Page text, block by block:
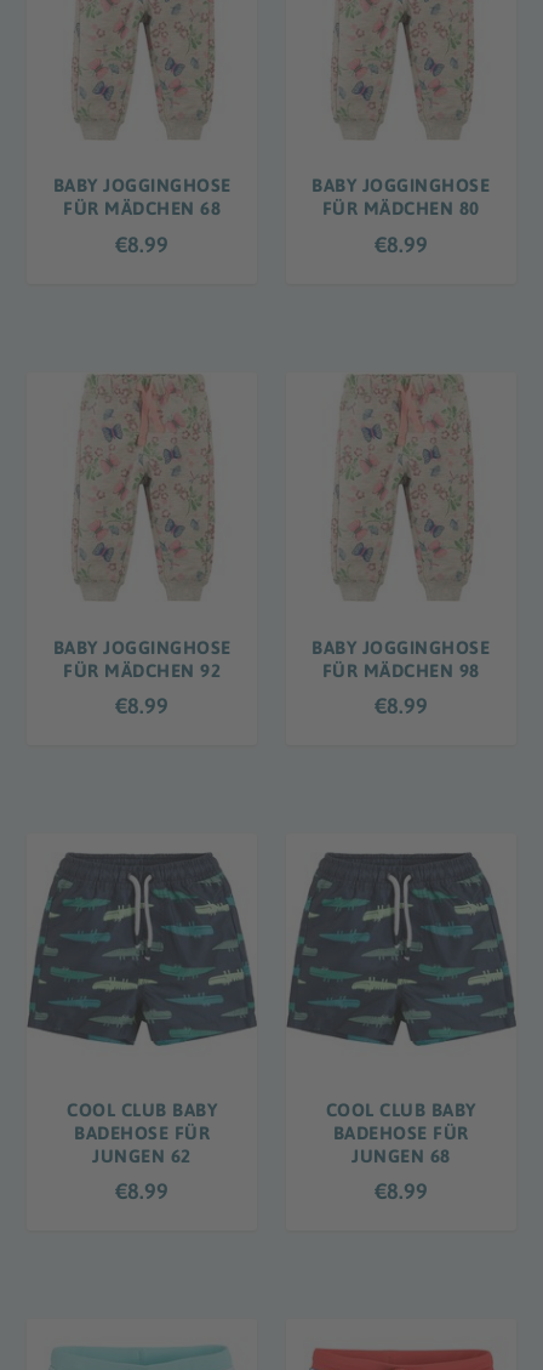
BABY JOGGINGHOSE
FÜR MÄDCHEN 68
€8.99
BABY JOGGINGHOSE
FÜR MÄDCHEN 80
€8.99
BABY JOGGINGHOSE
FÜR MÄDCHEN 92
€8.99
BABY JOGGINGHOSE
FÜR MÄDCHEN 98
€8.99
COOL CLUB BABY
BADEHOSE FÜR
JUNGEN 62
€8.99
COOL CLUB BABY
BADEHOSE FÜR
JUNGEN 68
€8.99